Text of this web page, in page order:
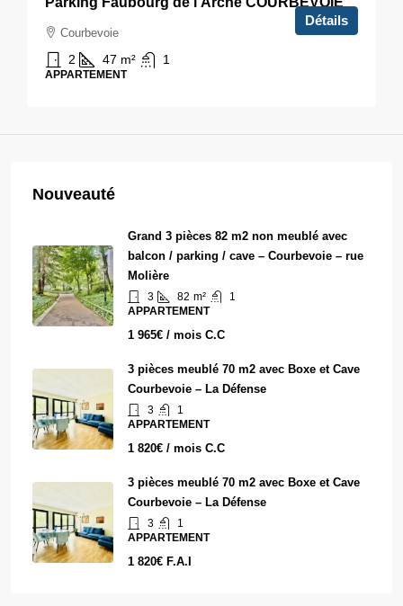
Courbevoie
2 47 m² 1
APPARTEMENT
Détails
Nouveauté
Grand 3 pièces 82 m2 non meublé avec
balcon / parking / cave – Courbevoie – rue
Molière
3 82 m²
1
APPARTEMENT
1 965€ / mois C.C
3 pièces meublé 70 m2 avec Boxe et Cave
Courbevoie – La Défense
3
1
APPARTEMENT
1 820€ / mois C.C
3 pièces meublé 70 m2 avec Boxe et Cave
Courbevoie – La Défense
3
1
APPARTEMENT
1 820€ F.A.I